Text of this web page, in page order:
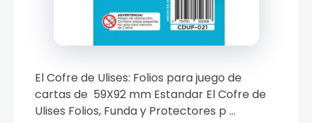
El Cofre de Ulises: Folios para juego de
cartas de 59X92 mm Estandar El Cofre de
Ulises Folios, Funda y Protectores p ...